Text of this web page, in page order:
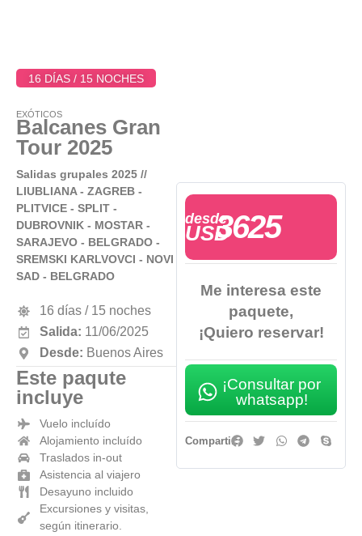
16 DÍAS / 15 NOCHES
EXÓTICOS
Balcanes Gran
Tour 2025
Salidas grupales 2025 //
LIUBLIANA - ZAGREB -
PLITVICE - SPLIT -
DUBROVNIK - MOSTAR -
SARAJEVO - BELGRADO -
SREMSKI KARLVOVCI - NOVI
SAD - BELGRADO
16 días / 15 noches
Salida: 11/06/2025
Desde: Buenos Aires
Este paqute
incluye
Vuelo incluído
Alojamiento incluído
Traslados in-out
Asistencia al viajero
Desayuno incluido
Excursiones y visitas,
según itinerario.
desde
USD3625
Me interesa este
paquete,
¡Quiero reservar!
¡Consultar por
whatsapp!
Compartir: